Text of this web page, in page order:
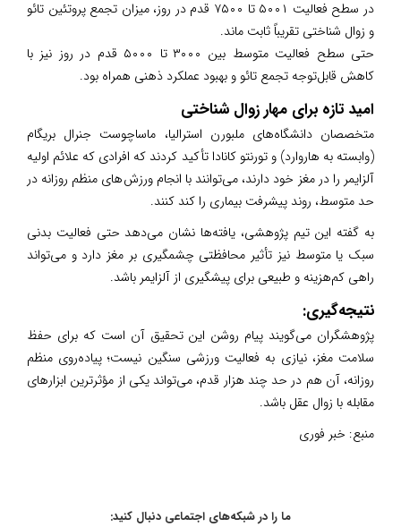
در سطح فعالیت ۵۰۰۱ تا ۷۵۰۰ قدم در روز، میزان تجمع پروتئین تائو
و زوال شناختی تقریباً ثابت ماند.
حتی سطح فعالیت متوسط بین ۳۰۰۰ تا ۵۰۰۰ قدم در روز نیز با
کاهش قابل‌توجه تجمع تائو و بهبود عملکرد ذهنی همراه بود.
امید تازه برای مهار زوال شناختی
متخصصان دانشگاه‌های ملبورن استرالیا، ماساچوست جنرال بریگام
(وابسته به هاروارد) و تورنتو کانادا تأکید کردند که افرادی که علائم اولیه
آلزایمر را در مغز خود دارند، می‌توانند با انجام ورزش‌های منظم روزانه در
حد متوسط، روند پیشرفت بیماری را کند کنند.
به گفته این تیم پژوهشی، یافته‌ها نشان می‌دهد حتی فعالیت بدنی
سبک یا متوسط نیز تأثیر محافظتی چشمگیری بر مغز دارد و می‌تواند
راهی کم‌هزینه و طبیعی برای پیشگیری از آلزایمر باشد.
نتیجه‌گیری:
پژوهشگران می‌گویند پیام روشن این تحقیق آن است که برای حفظ
سلامت مغز، نیازی به فعالیت ورزشی سنگین نیست؛ پیاده‌روی منظم
روزانه، آن هم در حد چند هزار قدم، می‌تواند یکی از مؤثرترین ابزارهای
مقابله با زوال عقل باشد.
منبع: خبر فوری
ما را در شبکه‌های اجتماعی دنبال کنید: